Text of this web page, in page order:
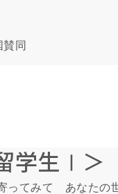
同
学生Ⅰ＞
ってみて あなたの